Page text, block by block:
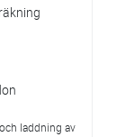
laddning av